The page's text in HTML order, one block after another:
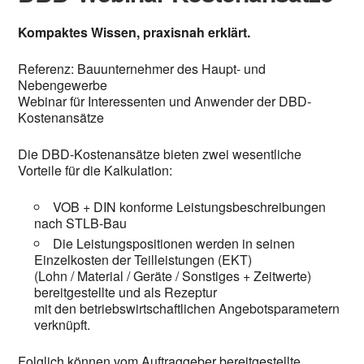
Kompaktes Wissen, praxisnah erklärt.
Referenz: Bauunternehmer des Haupt- und
Nebengewerbe
Webinar für Interessenten und Anwender der DBD-
Kostenansätze
Die DBD-Kostenansätze bieten zwei wesentliche
Vorteile für die Kalkulation:
VOB + DIN konforme Leistungsbeschreibungen
nach STLB-Bau
Die Leistungspositionen werden in seinen
Einzelkosten der Teilleistungen (EKT)
(Lohn / Material / Geräte / Sonstiges + Zeitwerte)
bereitgestellte und als Rezeptur
mit den betriebswirtschaftlichen Angebotsparametern
verknüpft.